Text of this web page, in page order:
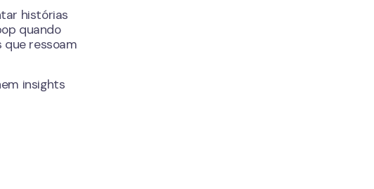
histórias
quando
que ressoam
insights